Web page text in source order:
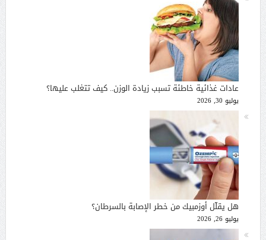
عادات غذائية خاطئة تسبب زيادة الوزن.. كيف تتغلب عليها؟
يوليو 30, 2026
هل يقلّل أوزمبيك من خطر الإصابة بالسرطان؟
يوليو 26, 2026